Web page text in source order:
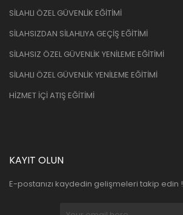
SİLAHLI ÖZEL GÜVENLİK EĞİTİMİ
SİLAHSIZDAN SİLAHLIYA GEÇİŞ EĞİTİMİ
SİLAHSIZ ÖZEL GÜVENLİK YENİLEME EĞİTİMİ
SİLAHLI ÖZEL GÜVENLİK YENİLEME EĞİTİMİ
HİZMET İÇİ ATIŞ EĞİTİMİ
KAYIT OLUN
E-postanızı kaydedin gelişmeleri takip edin !